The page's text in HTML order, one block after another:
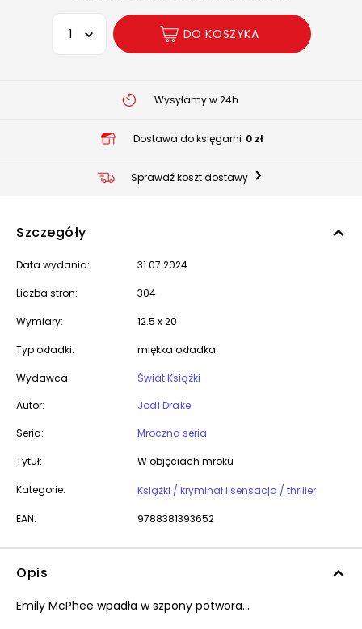
Wybierz opcję
DO KOSZYKA
Wysyłamy w 24h
Dostawa do księgarni 0 zł
Sprawdź koszt dostawy
Szczegóły
Data wydania: 31.07.2024
Liczba stron: 304
Wymiary: 12.5 x 20
Typ okładki: miękka okładka
Wydawca:
Świat Książki
Autor:
Jodi Drake
Seria:
Mroczna seria
Tytuł: W objęciach mroku
Kategorie: Książki / kryminał i sensacja / thriller
EAN: 9788381393652
Opis
Emily McPhee wpadła w szpony potwora...